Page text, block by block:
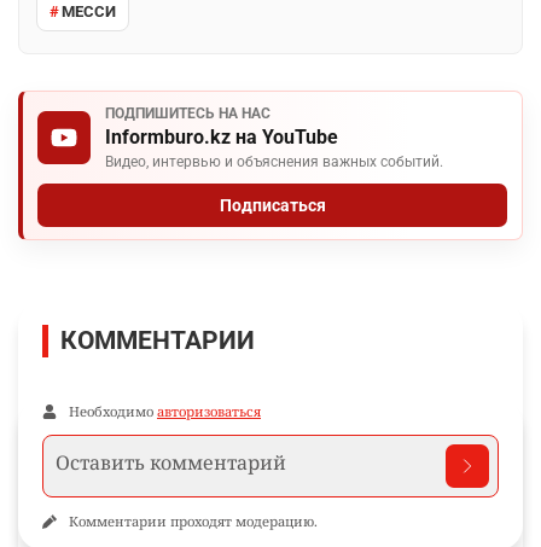
МЕССИ
ПОДПИШИТЕСЬ НА НАС
Informburo.kz на YouTube
Видео, интервью и объяснения важных событий.
Подписаться
КОММЕНТАРИИ
Необходимо авторизоваться
Комментарии проходят модерацию.